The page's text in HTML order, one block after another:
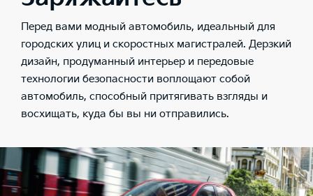
Перед вами модный автомобиль, идеальный для
городских улиц и скоростных магистралей. Дерзкий
дизайн, продуманный интерьер и передовые
технологии безопасности воплощают собой
автомобиль, способный притягивать взгляды и
восхищать, куда бы вы ни отправились.